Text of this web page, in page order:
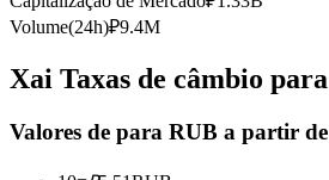
Futuros usando USDC como
Volume(24h)₽9.4M
Xai Taxas de câmbio
Valores de para RUB a partir